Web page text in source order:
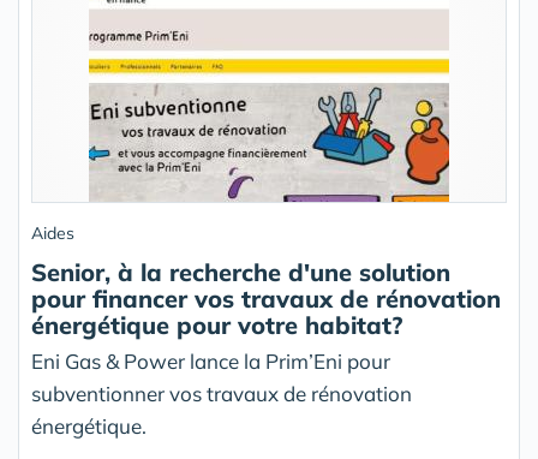
Aides
Senior, à la recherche d'une solution
pour financer vos travaux de rénovation
énergétique pour votre habitat?
Eni Gas & Power lance la Prim’Eni pour
subventionner vos travaux de rénovation
énergétique.